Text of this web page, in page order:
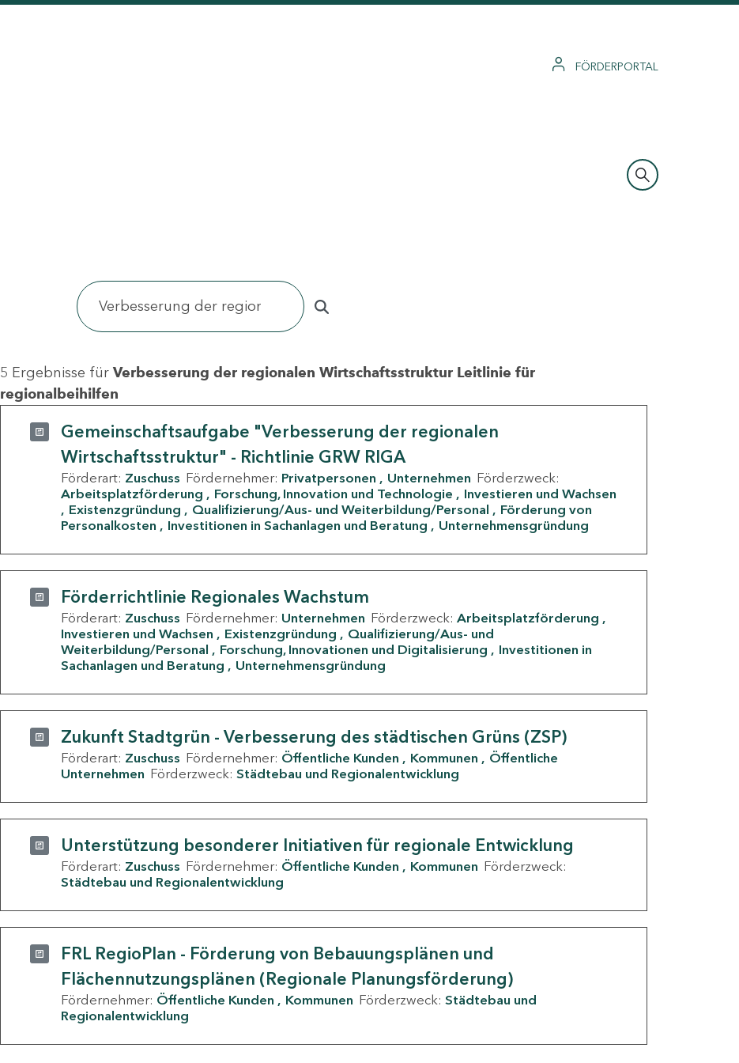
FÖRDERPORTAL
5 Ergebnisse für Verbesserung der regionalen Wirtschaftsstruktur Leitlinie für
regionalbeihilfen
Gemeinschaftsaufgabe "Verbesserung der regionalen
Wirtschaftsstruktur" - Richtlinie GRW RIGA
Förderart: Zuschuss Fördernehmer: Privatpersonen Unternehmen Förderzweck:
Arbeitsplatzförderung
Forschung, Innovation und Technologie
Investieren und Wachsen
Existenzgründung
Qualifizierung/Aus- und Weiterbildung/Personal
Förderung von
Personalkosten
Investitionen in Sachanlagen und Beratung Unternehmensgründung
Förderrichtlinie Regionales Wachstum
Förderart: Zuschuss Fördernehmer: Unternehmen Förderzweck: Arbeitsplatzförderung
Investieren und Wachsen
Existenzgründung
Qualifizierung/Aus- und
Weiterbildung/Personal
Forschung, Innovationen und Digitalisierung
Investitionen in
Sachanlagen und Beratung
Unternehmensgründung
Zukunft Stadtgrün - Verbesserung des städtischen Grüns (ZSP)
Förderart: Zuschuss Fördernehmer: Öffentliche Kunden Kommunen
Öffentliche
Unternehmen Förderzweck: Städtebau und Regionalentwicklung
Unterstützung besonderer Initiativen für regionale Entwicklung
Förderart: Zuschuss Fördernehmer: Öffentliche Kunden Kommunen Förderzweck:
Städtebau und Regionalentwicklung
FRL RegioPlan - Förderung von Bebauungsplänen und
Flächennutzungsplänen (Regionale Planungsförderung)
Fördernehmer: Öffentliche Kunden Kommunen Förderzweck: Städtebau und
Regionalentwicklung